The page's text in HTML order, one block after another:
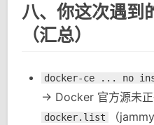
八、你这次遇到
（汇总）
docker-ce ... no
-> Docker 官方源未
docker.list （